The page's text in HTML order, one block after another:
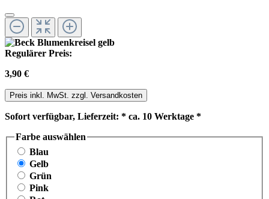
Regulärer Preis:
3,90 €
Preis inkl. MwSt. zzgl. Versandkosten
Sofort verfügbar, Lieferzeit: * ca. 10 Werktage *
Farbe auswählen
Blau
Gelb
Grün
Pink